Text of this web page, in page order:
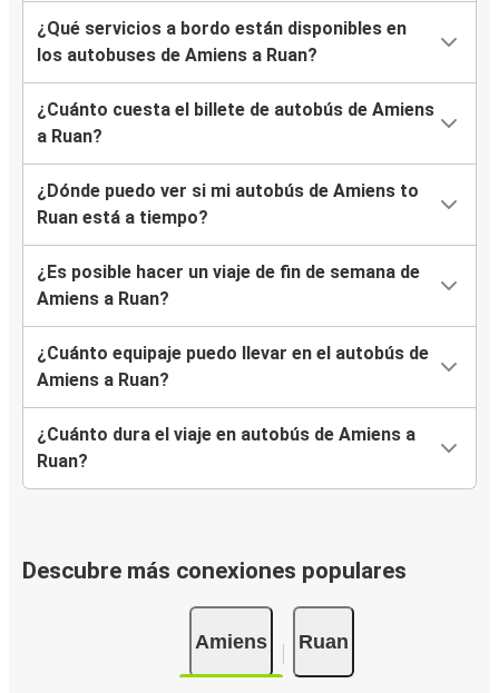
¿Qué servicios a bordo están disponibles en
los autobuses de Amiens a Ruan?
¿Cuánto cuesta el billete de autobús de Amiens
a Ruan?
¿Dónde puedo ver si mi autobús de Amiens to
Ruan está a tiempo?
¿Es posible hacer un viaje de fin de semana de
Amiens a Ruan?
¿Cuánto equipaje puedo llevar en el autobús de
Amiens a Ruan?
¿Cuánto dura el viaje en autobús de Amiens a
Ruan?
Descubre más conexiones populares
Amiens Ruan